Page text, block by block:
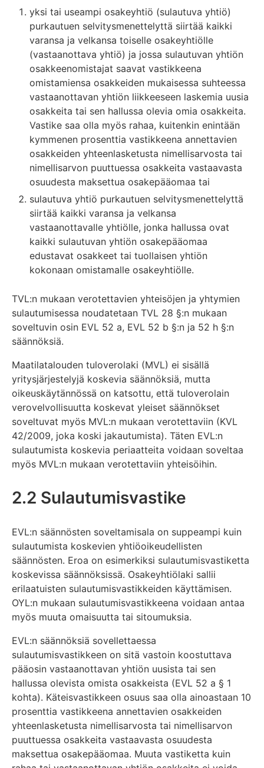
yksi tai useampi osakeyhtiö (sulautuva yhtiö)
purkautuen selvitysmenettelyttä siirtää kaikki
varansa ja velkansa toiselle osakeyhtiölle
(vastaanottava yhtiö) ja jossa sulautuvan yhtiön
osakkeenomistajat saavat vastikkeena
omistamiensa osakkeiden mukaisessa suhteessa
vastaanottavan yhtiön liikkeeseen laskemia uusia
osakkeita tai sen hallussa olevia omia osakkeita.
Vastike saa olla myös rahaa, kuitenkin enintään
kymmenen prosenttia vastikkeena annettavien
osakkeiden yhteenlasketusta nimellisarvosta tai
nimellisarvon puuttuessa osakkeita vastaavasta
osuudesta maksettua osakepääomaa tai
sulautuva yhtiö purkautuen selvitysmenettelyttä
siirtää kaikki varansa ja velkansa
vastaanottavalle yhtiölle, jonka hallussa ovat
kaikki sulautuvan yhtiön osakepääomaa
edustavat osakkeet tai tuollaisen yhtiön
kokonaan omistamalle osakeyhtiölle.
TVL:n mukaan verotettavien yhteisöjen ja yhtymien
sulautumisessa noudatetaan TVL 28 §:n mukaan
soveltuvin osin EVL 52 a, EVL 52 b §:n ja 52 h §:n
säännöksiä.
Maatilatalouden tuloverolaki (MVL) ei sisällä
yritysjärjestelyjä koskevia säännöksiä, mutta
oikeuskäytännössä on katsottu, että tuloverolain
verovelvollisuutta koskevat yleiset säännökset
soveltuvat myös MVL:n mukaan verotettaviin (KVL
42/2009, joka koski jakautumista). Täten EVL:n
sulautumista koskevia periaatteita voidaan soveltaa
myös MVL:n mukaan verotettaviin yhteisöihin.
2.2 Sulautumisvastike
EVL:n säännösten soveltamisala on suppeampi kuin
sulautumista koskevien yhtiöoikeudellisten
säännösten. Eroa on esimerkiksi sulautumisvastiketta
koskevissa säännöksissä. Osakeyhtiölaki sallii
erilaatuisten sulautumisvastikkeiden käyttämisen.
OYL:n mukaan sulautumisvastikkeena voidaan antaa
myös muuta omaisuutta tai sitoumuksia.
EVL:n säännöksiä sovellettaessa
sulautumisvastikkeen on sitä vastoin koostuttava
pääosin vastaanottavan yhtiön uusista tai sen
hallussa olevista omista osakkeista (EVL 52 a § 1
kohta). Käteisvastikkeen osuus saa olla ainoastaan 10
prosenttia vastikkeena annettavien osakkeiden
yhteenlasketusta nimellisarvosta tai nimellisarvon
puuttuessa osakkeita vastaavasta osuudesta
maksettua osakepääomaa. Muuta vastiketta kuin